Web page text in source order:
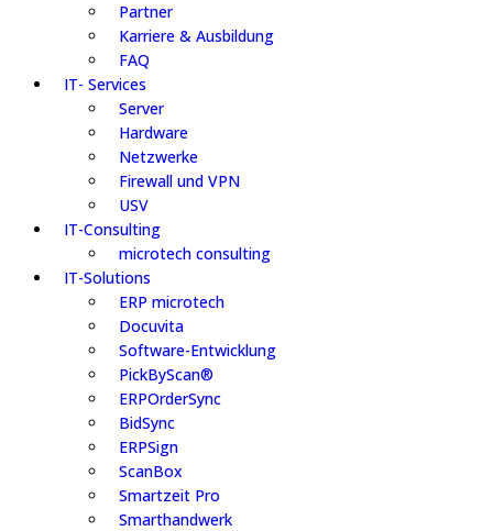
Partner
Karriere & Ausbildung
FAQ
IT- Services
Server
Hardware
Netzwerke
Firewall und VPN
USV
IT-Consulting
microtech consulting
IT-Solutions
ERP microtech
Docuvita
Software-Entwicklung
PickByScan®
ERPOrderSync
BidSync
ERPSign
ScanBox
Smartzeit Pro
Smarthandwerk